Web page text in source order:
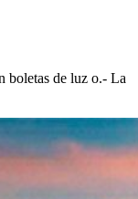
boletas de luz o.- La